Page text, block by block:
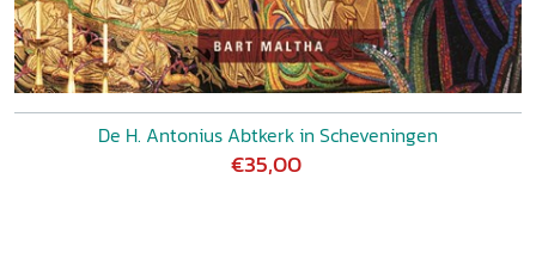
De H. Antonius Abtkerk in Scheveningen
€35,00